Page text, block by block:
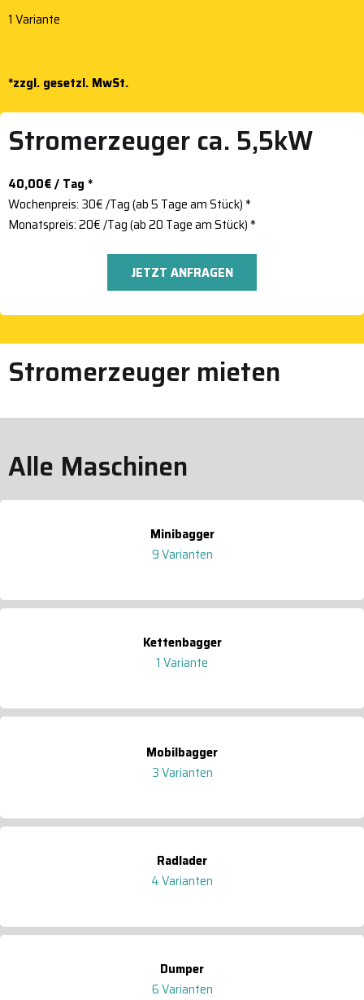
1 Variante
*zzgl. gesetzl. MwSt.
Stromerzeuger ca. 5,5kW
40,00€ / Tag *
Wochenpreis: 30€ /Tag (ab 5 Tage am Stück) *
Monatspreis: 20€ /Tag (ab 20 Tage am Stück) *
JETZT ANFRAGEN
Stromerzeuger mieten
Alle Maschinen
Minibagger
9 Varianten
Kettenbagger
1 Variante
Mobilbagger
3 Varianten
Radlader
4 Varianten
Dumper
6 Varianten